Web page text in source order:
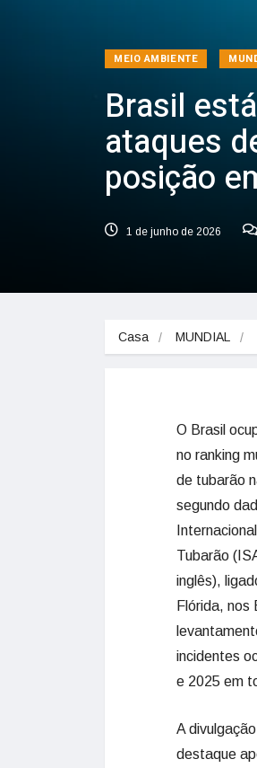
MEIO AMBIENTE
Brasil
ataques
posição
1 de junho de 2026
Casa MUNDIAL
O Brasil
no ranking
de tubarão
segundo
Tubarão
inglês),
Flórida, nos
incidentes
e 2025 em
A
destaque